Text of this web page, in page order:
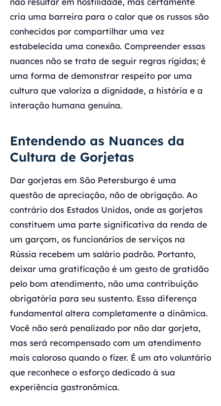
cria uma barreira para o calor que os russos são
conhecidos por compartilhar uma vez
estabelecida uma conexão. Compreender essas
nuances não se trata de seguir regras rígidas; é
uma forma de demonstrar respeito por uma
cultura que valoriza a dignidade, a história e a
interação humana genuína.
Entendendo as Nuances da
Cultura de Gorjetas
Dar gorjetas em São Petersburgo é uma
questão de apreciação, não de obrigação. Ao
contrário dos Estados Unidos, onde as gorjetas
constituem uma parte significativa da renda de
um garçom, os funcionários de serviços na
Rússia recebem um salário padrão. Portanto,
deixar uma gratificação é um gesto de gratidão
pelo bom atendimento, não uma contribuição
obrigatória para seu sustento. Essa diferença
fundamental altera completamente a dinâmica.
Você não será penalizado por não dar gorjeta,
mas será recompensado com um atendimento
mais caloroso quando o fizer. É um ato voluntário
que reconhece o esforço dedicado à sua
experiência gastronômica.